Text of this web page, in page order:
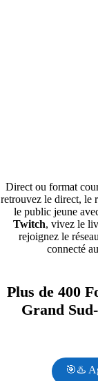
Direct ou format
retrouvez le direct, le
le public jeune
Twitch, vivez le
rejoignez le
connecté
Plus de 400
Grand
🎯♨️